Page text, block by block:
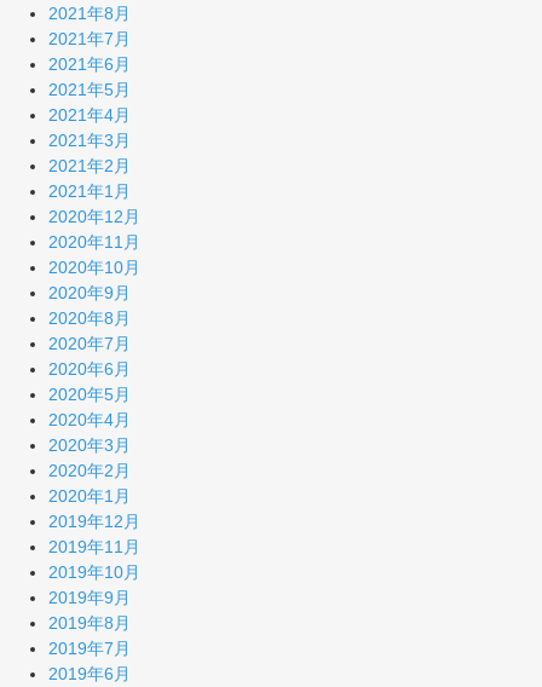
2021年8月
2021年7月
2021年6月
2021年5月
2021年4月
2021年3月
2021年2月
2021年1月
2020年12月
2020年11月
2020年10月
2020年9月
2020年8月
2020年7月
2020年6月
2020年5月
2020年4月
2020年3月
2020年2月
2020年1月
2019年12月
2019年11月
2019年10月
2019年9月
2019年8月
2019年7月
2019年6月